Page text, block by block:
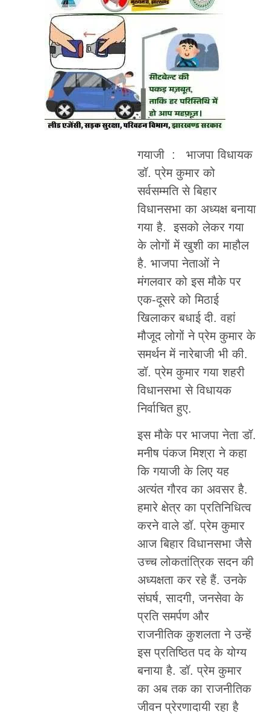
गयाजी : भाजपा विधायक
डॉ. प्रेम कुमार को
सर्वसम्मति से बिहार
विधानसभा का अध्यक्ष बनाया
गया है. इसको लेकर गया
के लोगों में खुशी का माहौल
है. भाजपा नेताओं ने
मंगलवार को इस मौके पर
एक-दूसरे को मिठाई
खिलाकर बधाई दी. वहां
मौजूद लोगों ने प्रेम कुमार के
समर्थन में नारेबाजी भी की.
डॉ. प्रेम कुमार गया शहरी
विधानसभा से विधायक
निर्वाचित हुए.
इस मौके पर भाजपा नेता डॉ.
मनीष पंकज मिश्रा ने कहा
कि गयाजी के लिए यह
अत्यंत गौरव का अवसर है.
हमारे क्षेत्र का प्रतिनिधित्व
करने वाले डॉ. प्रेम कुमार
आज बिहार विधानसभा जैसे
उच्च लोकतांत्रिक सदन की
अध्यक्षता कर रहे हैं. उनके
संघर्ष, सादगी, जनसेवा के
प्रति समर्पण और
राजनीतिक कुशलता ने उन्हें
इस प्रतिष्ठित पद के योग्य
बनाया है. डॉ. प्रेम कुमार
का अब तक का राजनीतिक
जीवन प्रेरणादायी रहा है